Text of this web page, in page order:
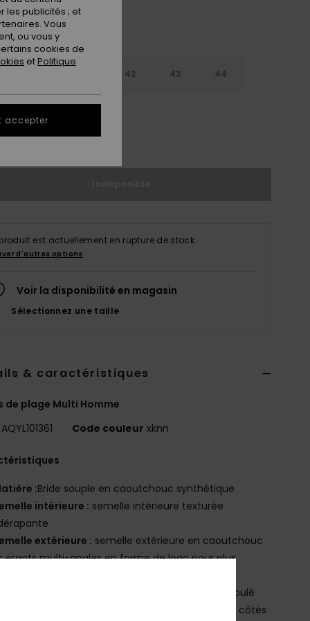
42 43 44
est actuellement en rupture de stock.
d'autres options
Voir la disponibilité en magasin
Sélectionnez une taille
& caractéristiques
de plage Multi Homme
AQYL101361 Code couleur xknn
:Bride souple en caoutchouc synthétique
intérieure : semelle intérieure texturée
extérieure : semelle extérieure en caoutchouc
ergots multi-angles en forme de logo pour plus
logo Quiksilver et logo Mountain & Wave moulé
rayures colorées sur les côtés
les publicités ; et
Vous
ou vous y
cookies de
etPolitique
accepter